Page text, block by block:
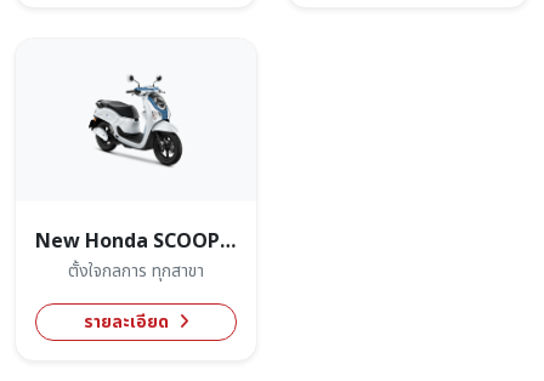
New Honda SCOOPY 2026
ตั้งใจกลการ ทุกสาขา
รายละเอียด